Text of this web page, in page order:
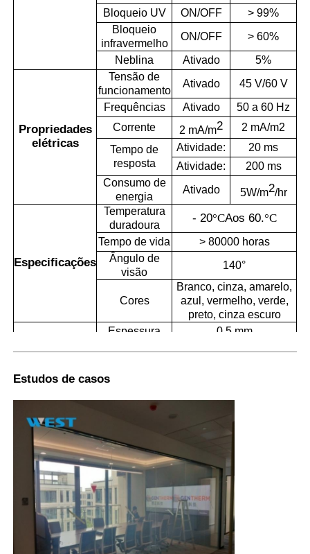
Bloqueio UV
ON/OFF
> 99%
Bloqueio
infravermelho
ON/OFF
> 60%
Neblina
Ativado 5%
Propriedades
elétricas
Tensão de
funcionamento
Ativado
45 V/60 V
Frequências
Ativado
50 a 60 Hz
Corrente
2 mA/m2
2 mA/m2
Tempo de
resposta
Atividade:
20 ms
Atividade:
200 ms
Consumo de
energia
Ativado 5W/m2/hr
Especificações
Temperatura
duradoura
- 20°CAos 60.°C
Tempo de vida
> 80000 horas
Ângulo de
visão
140°
Cores
Branco, cinza, amarelo,
azul, vermelho, verde,
preto, cinza escuro
Espessura
0.5 mm
Comprimento
amostra
Modo de
controlo
Interruptor manual, controlo de voz,
controlo remoto, pode ser combinado de
acordo com as necessidades do cliente
Estudos de casos